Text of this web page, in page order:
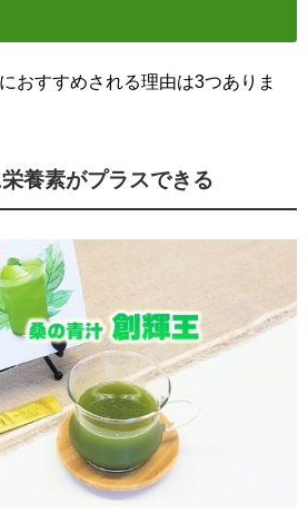
おすすめされる理由は3つありま
養素がプラスできる